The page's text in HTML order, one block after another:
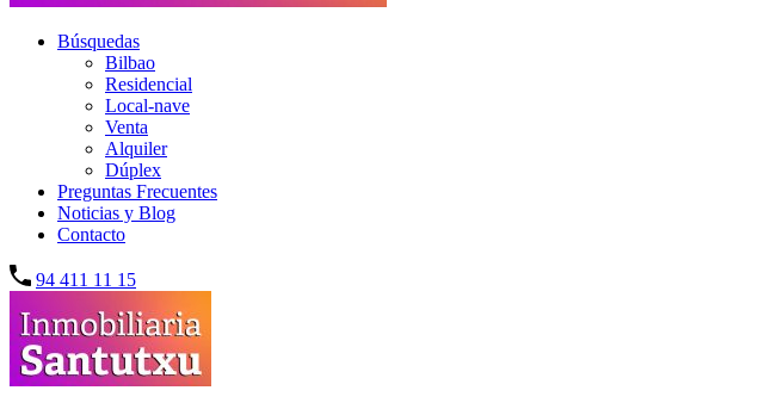
Búsquedas
Bilbao
Residencial
Local-nave
Venta
Alquiler
Dúplex
Preguntas Frecuentes
Noticias y Blog
Contacto
94 411 11 15